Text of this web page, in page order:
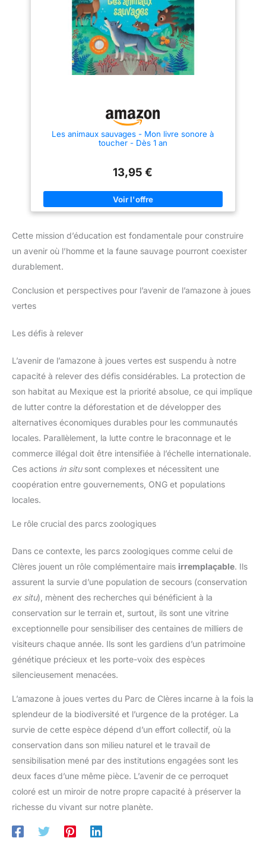
Les animaux sauvages - Mon livre sonore à
toucher - Dès 1 an
13,95 €
Cette mission d’éducation est fondamentale pour construire
un avenir où l’homme et la faune sauvage pourront coexister
durablement.
Conclusion et perspectives pour l’avenir de l’amazone à joues
vertes
Les défis à relever
L’avenir de l’amazone à joues vertes est suspendu à notre
capacité à relever des défis considérables. La protection de
son habitat au Mexique est la priorité absolue, ce qui implique
de lutter contre la déforestation et de développer des
alternatives économiques durables pour les communautés
locales. Parallèlement, la lutte contre le braconnage et le
commerce illégal doit être intensifiée à l’échelle internationale.
Ces actions in situsont complexes et nécessitent une
coopération entre gouvernements, ONG et populations
locales.
Le rôle crucial des parcs zoologiques
Dans ce contexte, les parcs zoologiques comme celui de
Clères jouent un rôle complémentaire mais irremplaçable. Ils
assurent la survie d’une population de secours (conservation
ex situ), mènent des recherches qui bénéficient à la
conservation sur le terrain et, surtout, ils sont une vitrine
exceptionnelle pour sensibiliser des centaines de milliers de
visiteurs chaque année. Ils sont les gardiens d’un patrimoine
génétique précieux et les porte-voix des espèces
silencieusement menacées.
L’amazone à joues vertes du Parc de Clères incarne à la fois la
splendeur de la biodiversité et l’urgence de la protéger. La
survie de cette espèce dépend d’un effort collectif, où la
conservation dans son milieu naturel et le travail de
sensibilisation mené par des institutions engagées sont les
deux faces d’une même pièce. L’avenir de ce perroquet
coloré est un miroir de notre propre capacité à préserver la
richesse du vivant sur notre planète.